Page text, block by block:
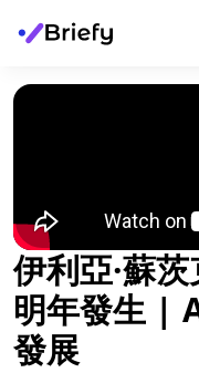
伊利亞·蘇
明年發生 |
發展